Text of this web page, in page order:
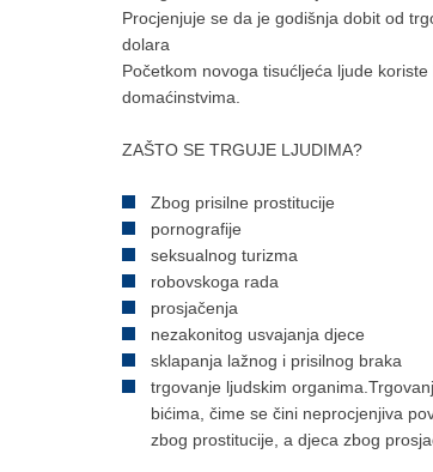
Procjenjuje se da je godišnja dobit od
dolara
Početkom novoga tisućljeća ljude
domaćinstvima.
ZAŠTO SE TRGUJE LJUDIMA?
Zbog prisilne prostitucije
pornografije
seksualnog turizma
robovskoga rada
prosjačenja
nezakonitog usvajanja djece
sklapanja lažnog i prisilnog braka
trgovanje ljudskim
bićima, čime se čini neprocjenjiva
zbog prostitucije, a djeca zbog